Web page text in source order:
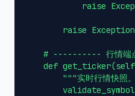
raise
raise
# ---------- 行情端
def
"""实时行情快照